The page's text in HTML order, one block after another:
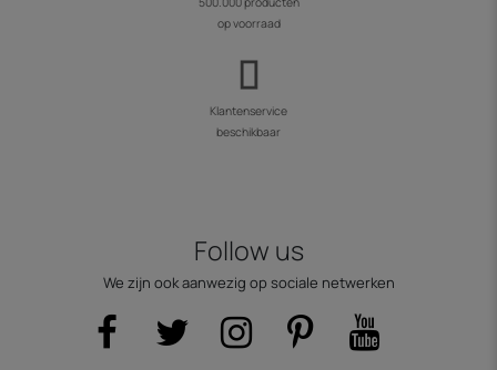
op voorraad
Klantenservice
beschikbaar
Follow us
We zijn ook aanwezig op sociale netwerken